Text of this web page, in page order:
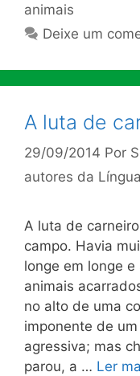
animais
Deixe um
A luta de
29/09/2014 Por
autores da
A luta de
campo. Havia
longe em longe
animais
no alto de uma
imponente de
agressiva; mas
parou, a … Ler